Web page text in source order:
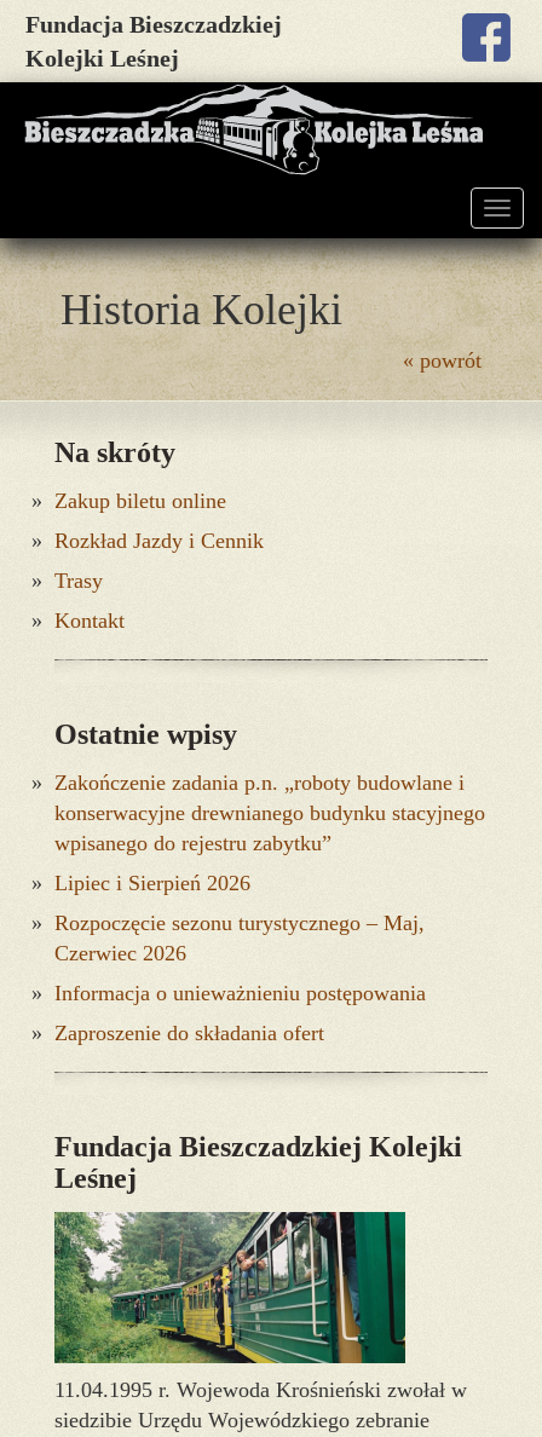
Fundacja Bieszczadzkiej
Kolejki Leśnej
Historia Kolejki
« powrót
Na skróty
Zakup biletu online
Rozkład Jazdy i Cennik
Trasy
Kontakt
Ostatnie wpisy
Zakończenie zadania p.n. „roboty budowlane i
konserwacyjne drewnianego budynku stacyjnego
wpisanego do rejestru zabytku”
Lipiec i Sierpień 2026
Rozpoczęcie sezonu turystycznego – Maj,
Czerwiec 2026
Informacja o unieważnieniu postępowania
Zaproszenie do składania ofert
Fundacja Bieszczadzkiej Kolejki
Leśnej
11.04.1995 r. Wojewoda Krośnieński zwołał w
siedzibie Urzędu Wojewódzkiego zebranie